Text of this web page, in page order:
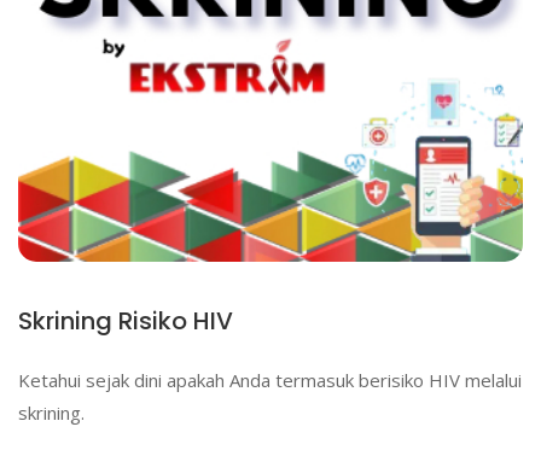
Skrining Risiko HIV
Ketahui sejak dini apakah Anda termasuk berisiko HIV melalui
skrining.